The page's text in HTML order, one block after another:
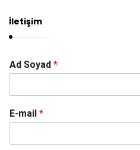
İletişim
Ad Soyad *
E-mail *